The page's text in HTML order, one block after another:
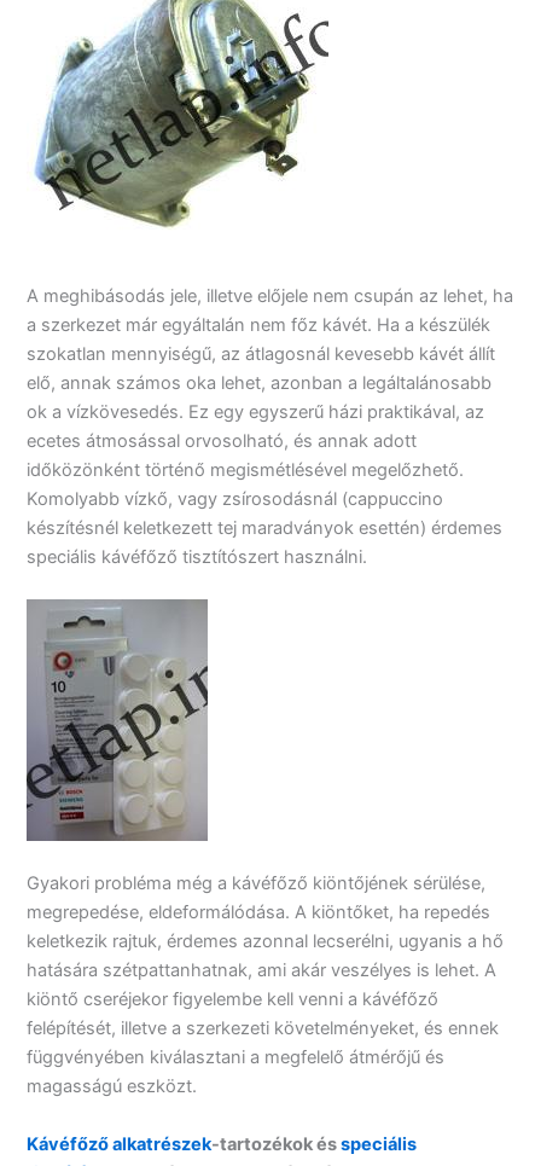
A meghibásodás jele, illetve előjele nem csupán az lehet, ha
a szerkezet már egyáltalán nem főz kávét. Ha a készülék
szokatlan mennyiségű, az átlagosnál kevesebb kávét állít
elő, annak számos oka lehet, azonban a legáltalánosabb
ok a vízkövesedés. Ez egy egyszerű házi praktikával, az
ecetes átmosással orvosolható, és annak adott
időközönként történő megismétlésével megelőzhető.
Komolyabb vízkő, vagy zsírosodásnál (cappuccino
készítésnél keletkezett tej maradványok esettén) érdemes
speciális kávéfőző tisztítószert használni.
Gyakori probléma még a kávéfőző kiöntőjének sérülése,
megrepedése, eldeformálódása. A kiöntőket, ha repedés
keletkezik rajtuk, érdemes azonnal lecserélni, ugyanis a hő
hatására szétpattanhatnak, ami akár veszélyes is lehet. A
kiöntő cseréjekor figyelembe kell venni a kávéfőző
felépítését, illetve a szerkezeti követelményeket, és ennek
függvényében kiválasztani a megfelelő átmérőjű és
magasságú eszközt.
Kávéfőző alkatrészek-tartozékok ésspeciális